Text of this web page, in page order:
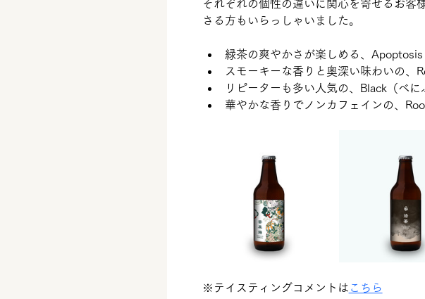
それぞれの個性の違いに関心を寄せるお客
さる方もいらっしゃいました。
緑茶の爽やかさが楽しめる、Apoptosis
スモーキーな香りと奥深い味わいの、
リピーターも多い人気の、Black（べに
華やかな香りでノンカフェインの、
※テイスティングコメントは こちら